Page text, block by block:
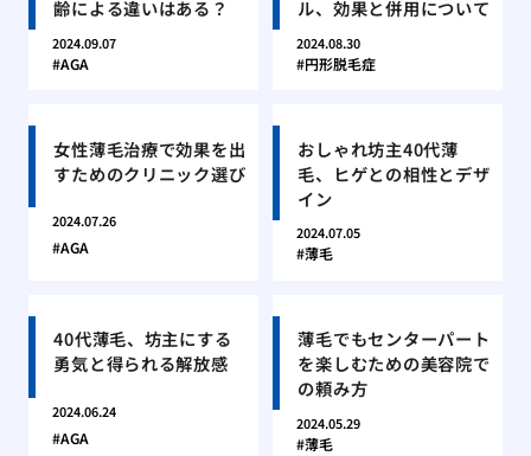
齢による違いはある？
2024.09.07
AGA
ル、効果と併用について
2024.08.30
円形脱毛症
女性薄毛治療で効果を出
すためのクリニック選び
2024.07.26
AGA
おしゃれ坊主40代薄
毛、ヒゲとの相性とデザ
イン
2024.07.05
薄毛
40代薄毛、坊主にする
勇気と得られる解放感
2024.06.24
AGA
薄毛でもセンターパート
を楽しむための美容院で
の頼み方
2024.05.29
薄毛